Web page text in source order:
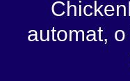
automat,